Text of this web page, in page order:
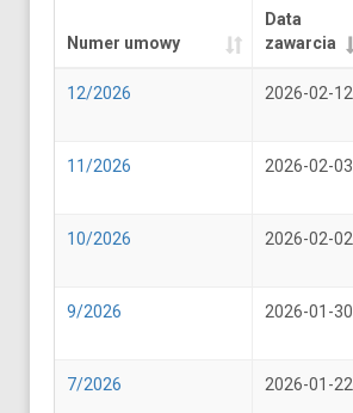
Numer umowy
Data
zawarcia
12/2026 2026-02-12
11/2026 2026-02-03
10/2026 2026-02-02
9/2026 2026-01-30
7/2026 2026-01-22